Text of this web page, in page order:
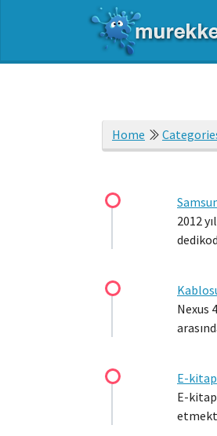
Home
2012
Nexus
E-
E-